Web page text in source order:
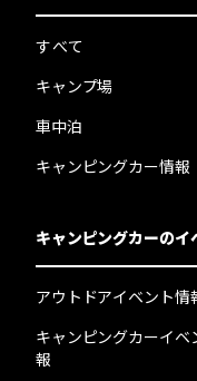
すべて
キャンプ場
車中泊
キャンピングカー情報
キャンピングカーのイ
アウトドアイベント情
キャンピングカーイベ
報